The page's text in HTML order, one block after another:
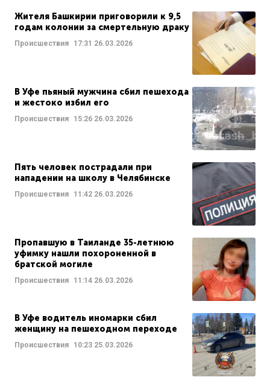
Жителя Башкирии приговорили к 9,5
годам колонии за смертельную драку
Происшествия 17:31 26.03.2026
В Уфе пьяный мужчина сбил пешехода
и жестоко избил его
Происшествия 15:26 26.03.2026
Пять человек пострадали при
нападении на школу в Челябинске
Происшествия 11:42 26.03.2026
Пропавшую в Таиланде 35-летнюю
уфимку нашли похороненной в
братской могиле
Происшествия 11:14 26.03.2026
В Уфе водитель иномарки сбил
женщину на пешеходном переходе
Происшествия 10:23 25.03.2026